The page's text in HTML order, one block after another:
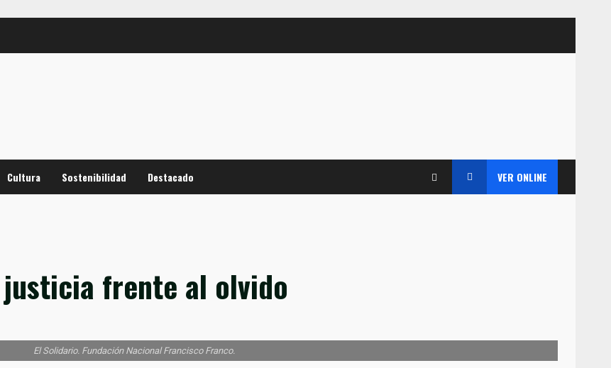
Cultura Sostenibilidad Destacado VER ONLINE
frente al olvido
El Solidario. Fundación Nacional Francisco Franco.